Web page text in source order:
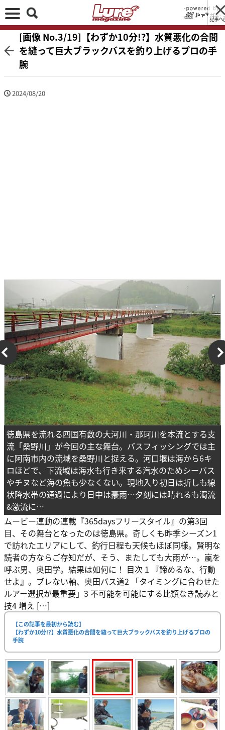
記事へ
[画像 No.3/19]【わずか10分!?】水質悪化の合間
を縫って巨大ブラックバスを釣り上げるプロの手
腕
2024/08/20
徳島県を流れる四国有数の大河川・那珂川を本流とする支
流「桑野川」が今回の主な舞台。バスフィッシングでは主
に阿南市内の流域を桑野川と捉える。河口堰は海から6キ
ロほどで、下流域は海水も行き来する汽水のためシーバス
やチヌなど海の魚も少なくない。現地入り初日は折しも線
状降水帯の通過により日中は豪雨…夕刻には晴れるも濁流
&激流に…
ムービー連動の連載『365daysフリースタイル』の第3回
目、その舞台となったのは徳島県。奇しくも昨季シーズン1
で訪れたエリアにして、釣行日程も天候もほぼ同様。賢明な
読者の方ならご存知だが、そう、またしても大雨が…。嵐を
呼ぶ男、奥田学。結果は如何に！ 目次 1 『諦めるな、行動
せよ』。ブレない軸、奥田バス道2 「タイミングに合わせた
ルアー選択が最重要」3 不可能を可能にする比類なき読みと
技4 増え […]
【この記事を最初から読む】
【わずか10分!?】水質悪化の合間を縫って巨大ブラックバスを釣り上げるプロの
手腕